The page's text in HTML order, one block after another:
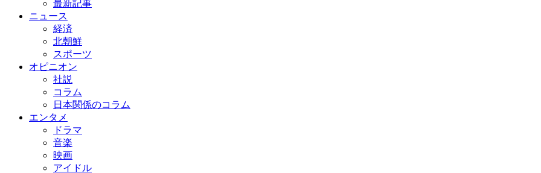
最新記事
ニュース
経済
北朝鮮
スポーツ
オピニオン
社説
コラム
日本関係のコラム
エンタメ
ドラマ
音楽
映画
アイドル